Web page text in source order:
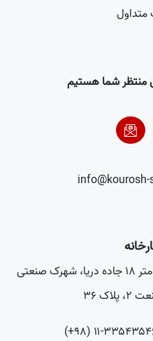
متداول
منتظر شما هستیم
ایران، مازندران، ساری، کیلومتر ۱۸ جاده دریا، شهرک صنعتی
- ۳۳۵۴۳۵۴۸